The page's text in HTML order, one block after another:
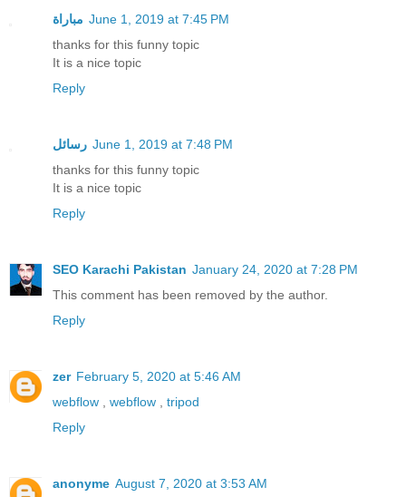
مباراة June 1, 2019 at 7:45 PM
thanks for this funny topic
It is a nice topic
Reply
رسائل June 1, 2019 at 7:48 PM
thanks for this funny topic
It is a nice topic
Reply
SEO Karachi Pakistan January 24, 2020 at 7:28 PM
This comment has been removed by the author.
Reply
zer February 5, 2020 at 5:46 AM
webflow
webflow
tripod
Reply
anonyme August 7, 2020 at 3:53 AM